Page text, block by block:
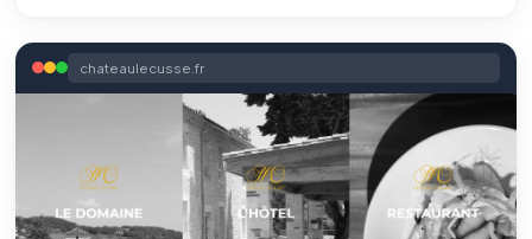
chateaulecusse.fr